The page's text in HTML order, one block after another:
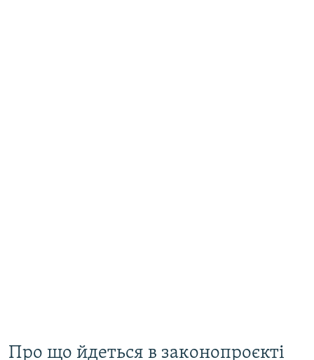
Про що йдеться в законопроєкті